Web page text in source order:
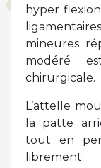
hyper
mineures
modéré
chirurgicale.
L’attelle
la patte
tout en
librement.